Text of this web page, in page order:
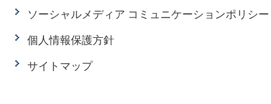
ソーシャルメディア コミュニケーションポリシー
個人情報保護方針
サイトマップ